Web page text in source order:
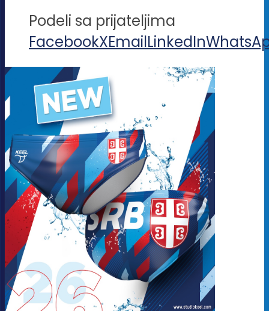
Podeli sa prijateljima
FacebookXEmailLinkedIn